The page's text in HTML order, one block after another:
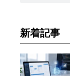
新着記事